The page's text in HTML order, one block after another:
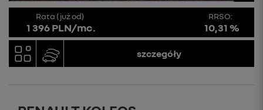
Rata (już od)
1 396 PLN/mc.
RRSO:
10,31 %
szczegóły